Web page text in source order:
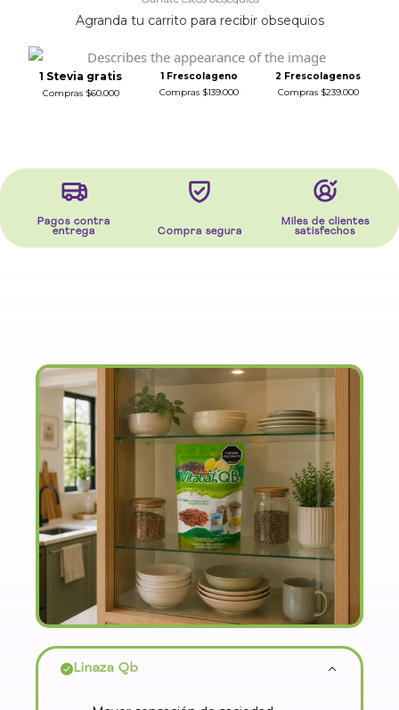
Agranda tu carrito para recibir obsequios
1 Stevia gratis
Compras $60.000
1 Frescolageno
Compras $139.000
2 Frescolagenos
Compras $239.000
Pagos contra
entrega
Compra segura
Miles de clientes
satisfechos
Linaza Qb